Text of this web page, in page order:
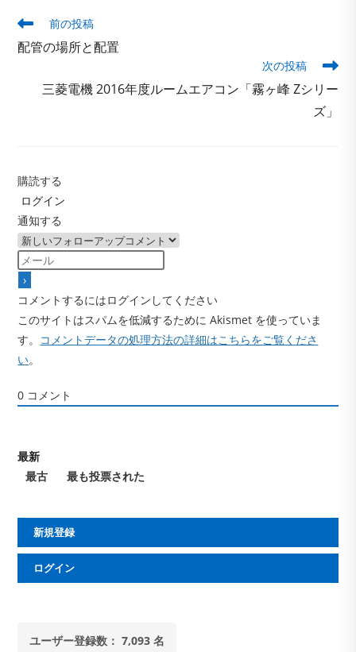
そ
の
他
前の投稿
配管の場所と配置
次の投稿
三菱電機 2016年度ルームエアコン「霧ヶ峰 Zシリー
ズ」
購読する
ログイン
通知する
コメントするにはログインしてください
このサイトはスパムを低減するために Akismet を使っていま
す。 コメントデータの処理方法の詳細はこちらをご覧くださ
い。
0 コメント
最新
最古
最も投票された
新規登録
ログイン
ユーザー登録数： 7,093 名